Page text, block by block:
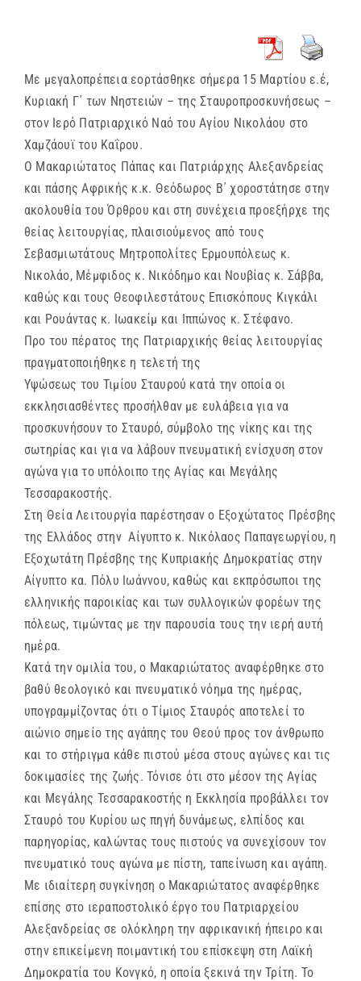
Με μεγαλοπρέπεια εορτάσθηκε σήμερα 15 Μαρτίου ε.έ,
Κυριακή Γ΄ των Νηστειών – της Σταυροπροσκυνήσεως –
στον Ιερό Πατριαρχικό Ναό του Αγίου Νικολάου στο
Χαμζάουϊ του Καΐρου.
Ο Μακαριώτατος Πάπας και Πατριάρχης Αλεξανδρείας
και πάσης Αφρικής κ.κ. Θεόδωρος Β΄ χοροστάτησε στην
ακολουθία του Όρθρου και στη συνέχεια προεξήρχε της
θείας λειτουργίας, πλαισιούμενος από τους
Σεβασμιωτάτους Μητροπολίτες Ερμουπόλεως κ.
Νικολάο, Μέμφιδος κ. Νικόδημο και Νουβίας κ. Σάββα,
καθώς και τους Θεοφιλεστάτους Επισκόπους Κιγκάλι
και Ρουάντας κ. Ιωακείμ και Ιππώνος κ. Στέφανο.
Προ του πέρατος της Πατριαρχικής θείας λειτουργίας
πραγματοποιήθηκε η τελετή της
Υψώσεως του Τιμίου Σταυρού κατά την οποία οι
εκκλησιασθέντες προσήλθαν με ευλάβεια για να
προσκυνήσουν το Σταυρό, σύμβολο της νίκης και της
σωτηρίας και για να λάβουν πνευματική ενίσχυση στον
αγώνα για το υπόλοιπο της Αγίας και Μεγάλης
Τεσσαρακοστής.
Στη Θεία Λειτουργία παρέστησαν ο Εξοχώτατος Πρέσβης
της Ελλάδος στην Αίγυπτο κ. Νικόλαος Παπαγεωργίου, η
Εξοχωτάτη Πρέσβης της Κυπριακής Δημοκρατίας στην
Αίγυπτο κα. Πόλυ Ιωάννου, καθώς και εκπρόσωποι της
ελληνικής παροικίας και των συλλογικών φορέων της
πόλεως, τιμώντας με την παρουσία τους την ιερή αυτή
ημέρα.
Κατά την ομιλία του, ο Μακαριώτατος αναφέρθηκε στο
βαθύ θεολογικό και πνευματικό νόημα της ημέρας,
υπογραμμίζοντας ότι ο Τίμιος Σταυρός αποτελεί το
αιώνιο σημείο της αγάπης του Θεού προς τον άνθρωπο
και το στήριγμα κάθε πιστού μέσα στους αγώνες και τις
δοκιμασίες της ζωής. Τόνισε ότι στο μέσον της Αγίας
και Μεγάλης Τεσσαρακοστής η Εκκλησία προβάλλει τον
Σταυρό του Κυρίου ως πηγή δυνάμεως, ελπίδος και
παρηγορίας, καλώντας τους πιστούς να συνεχίσουν τον
πνευματικό τους αγώνα με πίστη, ταπείνωση και αγάπη.
Με ιδιαίτερη συγκίνηση ο Μακαριώτατος αναφέρθηκε
επίσης στο ιεραποστολικό έργο του Πατριαρχείου
Αλεξανδρείας σε ολόκληρη την αφρικανική ήπειρο και
στην επικείμενη ποιμαντική του επίσκεψη στη Λαϊκή
Δημοκρατία του Κονγκό, η οποία ξεκινά την Τρίτη. Το